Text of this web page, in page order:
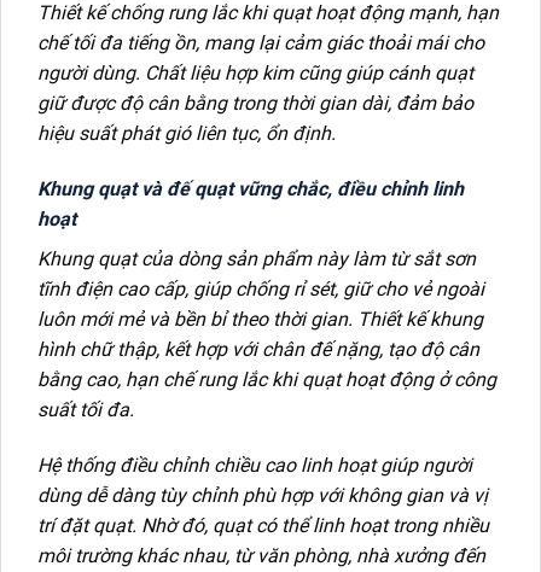
Thiết kế chống rung lắc khi quạt hoạt động mạnh, hạn
chế tối đa tiếng ồn, mang lại cảm giác thoải mái cho
người dùng. Chất liệu hợp kim cũng giúp cánh quạt
giữ được độ cân bằng trong thời gian dài, đảm bảo
hiệu suất phát gió liên tục, ổn định.
Khung quạt và đế quạt vững chắc, điều chỉnh linh
hoạt
Khung quạt của dòng sản phẩm này làm từ sắt sơn
tĩnh điện cao cấp, giúp chống rỉ sét, giữ cho vẻ ngoài
luôn mới mẻ và bền bỉ theo thời gian. Thiết kế khung
hình chữ thập, kết hợp với chân đế nặng, tạo độ cân
bằng cao, hạn chế rung lắc khi quạt hoạt động ở công
suất tối đa.
Hệ thống điều chỉnh chiều cao linh hoạt giúp người
dùng dễ dàng tùy chỉnh phù hợp với không gian và vị
trí đặt quạt. Nhờ đó, quạt có thể linh hoạt trong nhiều
môi trường khác nhau, từ văn phòng, nhà xưởng đến